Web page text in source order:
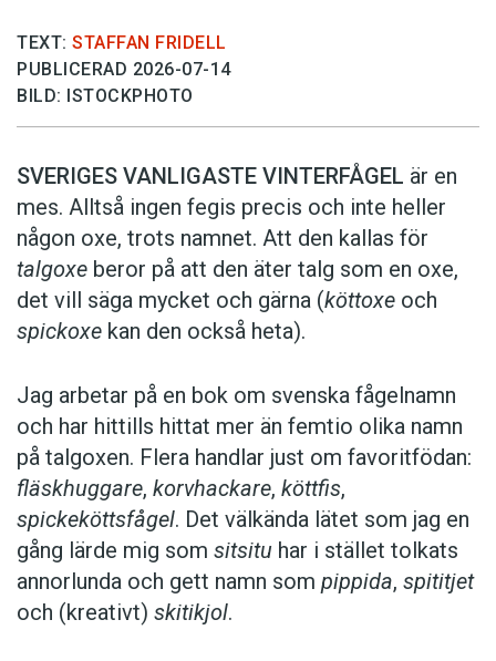
TEXT: STAFFAN FRIDELL
PUBLICERAD 2026-07-14
BILD: ISTOCKPHOTO
SVERIGES VANLIGASTE VINTERFÅGEL är en
mes. Alltså ingen fegis precis och inte heller
någon oxe, trots namnet. Att den kallas för
talgoxe beror på att den äter talg som en oxe,
det vill säga mycket och gärna (köttoxe och
spickoxe kan den också heta).
Jag arbetar på en bok om svenska fågelnamn
och har hittills hittat mer än femtio olika namn
på talgoxen. Flera handlar just om favoritfödan:
fläskhuggare, korvhackare, köttfis,
spickeköttsfågel. Det välkända lätet som jag en
gång lärde mig som sitsitu har i stället tolkats
annorlunda och gett namn som pippida, spititjet
och (kreativt) skitikjol.